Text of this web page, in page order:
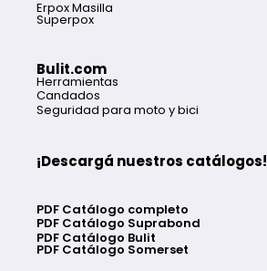
Erpox Masilla
Superpox
Bulit.com
Herramientas
Candados
Seguridad para moto y bici
¡Descargá nuestros catálogos!
PDF Catálogo completo
PDF Catálogo Suprabond
PDF Catálogo Bulit
PDF Catálogo Somerset